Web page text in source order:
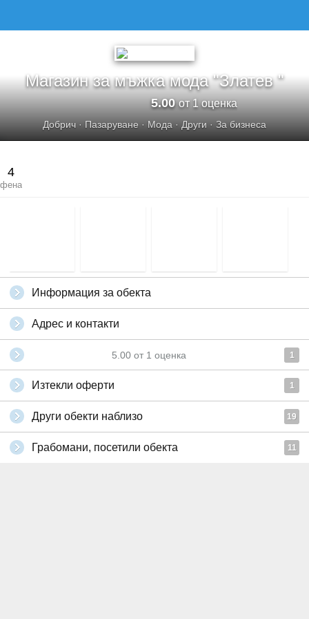
Магазин за мъжка мода "Златев "
5.00от 1 оценка
Добрич· Пазаруване · Мода · Други · За бизнеса
4
фена
Информация за обекта
Адрес и контакти
5.00 от 1 оценка 1
Изтекли оферти 1
Други обекти наблизо 19
Грабомани, посетили обекта 11